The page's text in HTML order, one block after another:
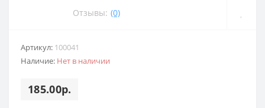
Отзывы: (0)
Артикул: 100041
Наличие: Нет в наличии
185.00р.